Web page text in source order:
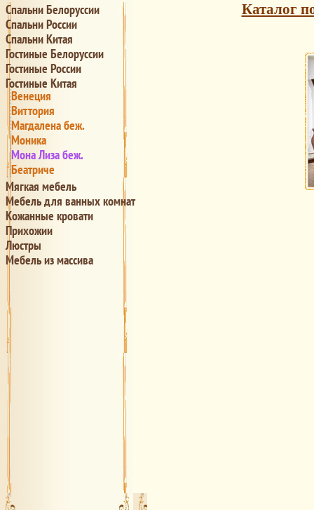
Спальни Белоруссии
Спальни России
Спальни Китая
Гостиные Белоруссии
Гостиные России
Гостиные Китая
Венеция
Виттория
Магдалена беж.
Моника
Мона Лиза беж.
Беатриче
Мягкая мебель
Мебель для ванных комнат
Кожанные кровати
Прихожии
Люстры
Мебель из массива
Каталог